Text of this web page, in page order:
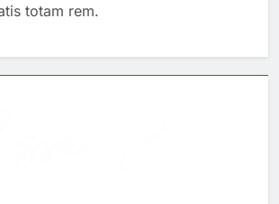
totam rem.